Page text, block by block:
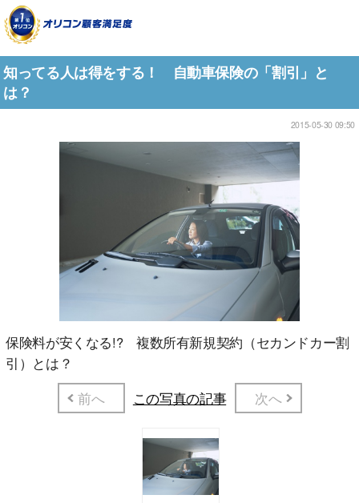
知ってる人は得をする！ 自動車保険の「割引」と
は？
2015-05-30 09:50
保険料が安くなる!? 複数所有新規契約（セカンドカー割
引）とは？
前へ
この写真の記事 次へ